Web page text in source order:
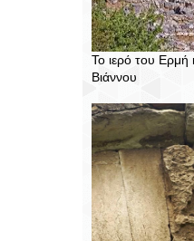
Το ιερό του Ερμή
Βιάννου